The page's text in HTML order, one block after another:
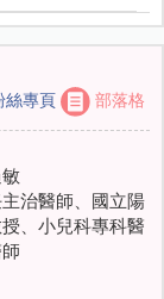
絲專頁 部落格
治醫師、國立陽
、小兒科專科醫